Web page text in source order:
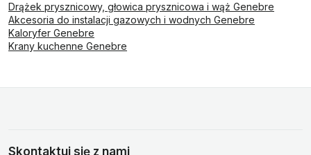
Drążek prysznicowy, głowica prysznicowa i wąż Genebre
Akcesoria do instalacji gazowych i wodnych Genebre
Kaloryfer Genebre
Krany kuchenne Genebre
Skontaktuj się z nami